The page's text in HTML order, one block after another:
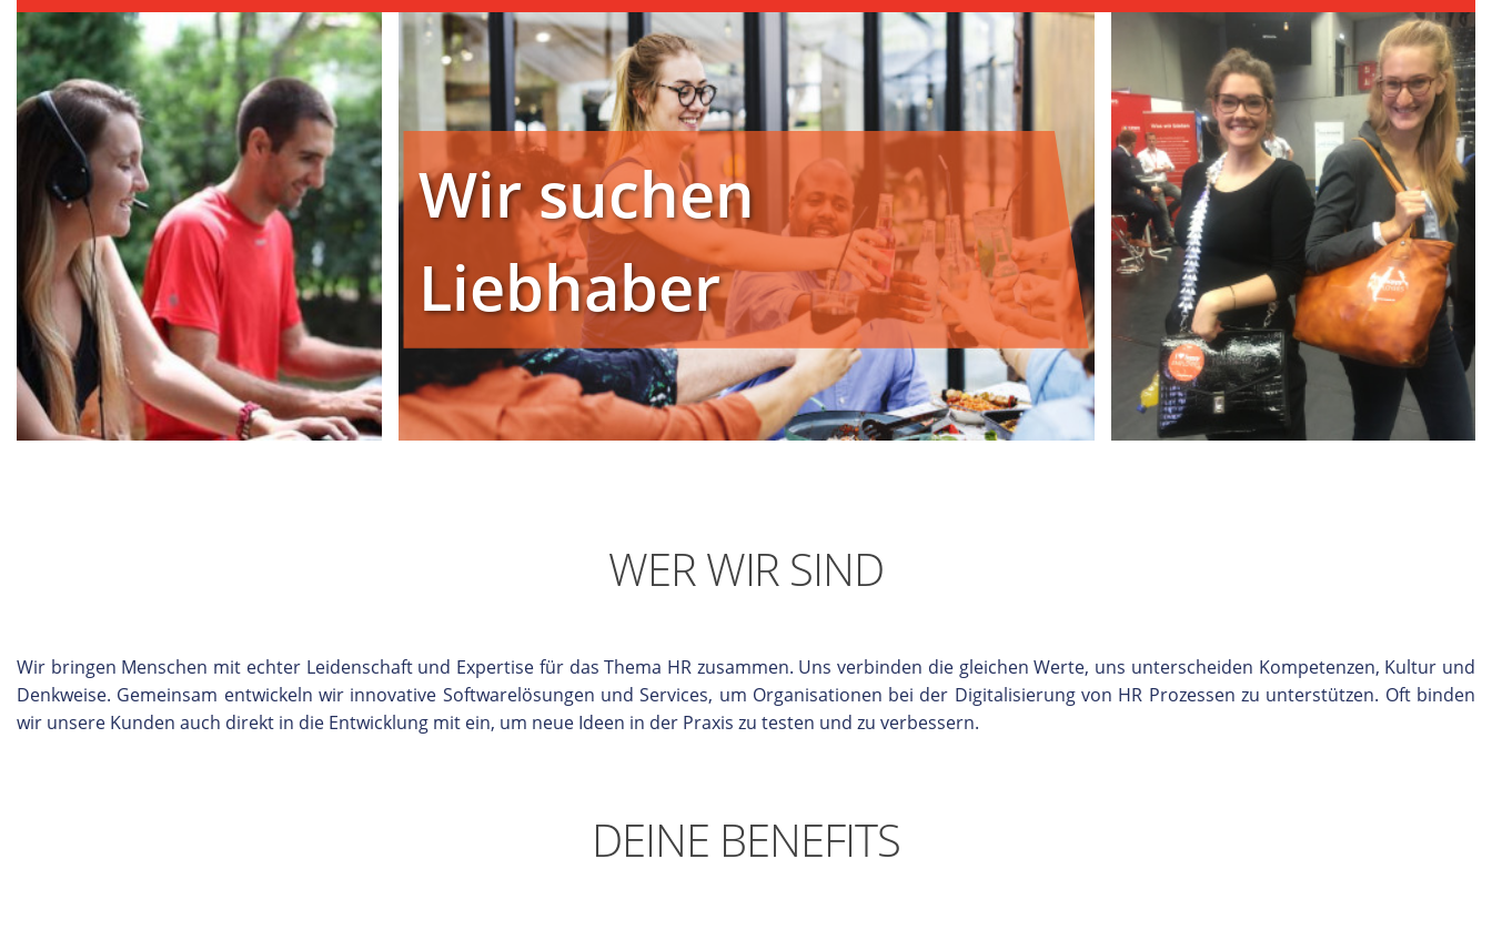
Wir suchen
Liebhaber
WER WIR SIND
Wir bringen Menschen mit echter Leidenschaft und Expertise für das Thema HR zusammen. Uns verbinden die gleichen Werte, uns unterscheiden Kompetenzen, Kultur und
Denkweise. Gemeinsam entwickeln wir innovative Softwarelösungen und Services, um Organisationen bei der Digitalisierung von HR Prozessen zu unterstützen. Oft binden
wir unsere Kunden auch direkt in die Entwicklung mit ein, um neue Ideen in der Praxis zu testen und zu verbessern.
DEINE BENEFITS